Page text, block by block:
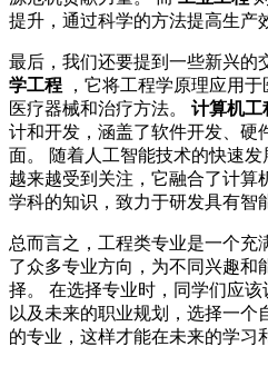
提升，通过科学的方法提高生产
最后，我们还要提到一些新兴的
学工程
，它将工程学原理应用
医疗器械和治疗方法。 计算机工
计和开发，涵盖了软件开发、硬
面。 随着人工智能技术的快速发
越来越受到关注，它融合了计算
学科的知识，致力于研发具有智
总而言之，工程类专业是一个充
了众多专业方向，为不同兴趣和
择。 在选择专业时，同学们应
以及未来的职业规划，选择一
的专业，这样才能在未来的学习